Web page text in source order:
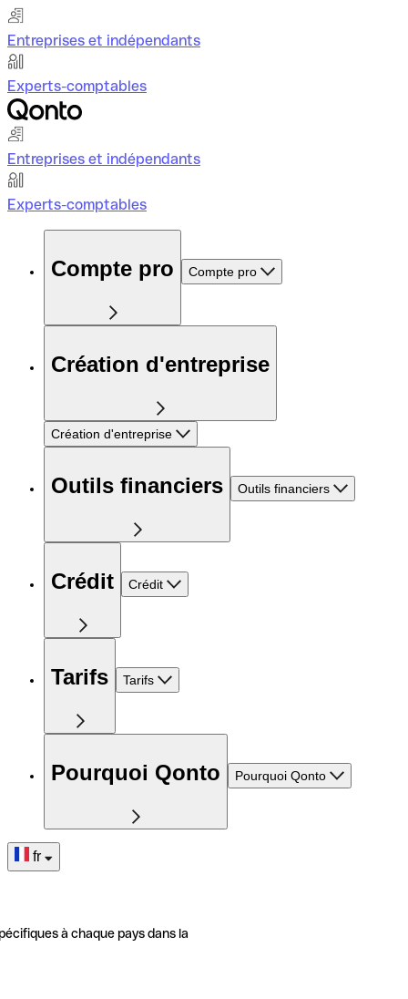
Entreprises et indépendants
Experts-comptables
Entreprises et indépendants
Experts-comptables
Compte pro Compte pro
Création d'entreprise
Création d'entreprise
Outils financiers Outils financiers
Crédit Crédit
Tarifs Tarifs
Pourquoi Qonto Pourquoi Qonto
fr
à chaque pays dans la